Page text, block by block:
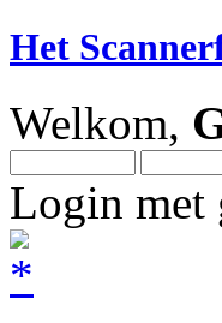
Het
Welkom,
Login met